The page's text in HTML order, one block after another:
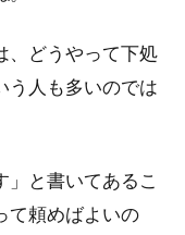
、どうやって下処
う人も多いのでは
」と書いてあるこ
て頼めばよいの